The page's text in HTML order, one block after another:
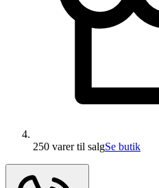
250 varertil salgSe butik